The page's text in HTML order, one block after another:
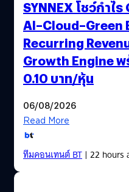
Blockchain จึงมั่นใจได้ว่
แน่นอน และระบบทุกอย่าง
ได้ว่าเอกสารทั้งหมดที่ดำเ
ไปใช้กับภาครัฐฯ ที่รองรับ
อิเล็กทรอนิกส์ เพื่อสร้างค
เอกสาร ณ เวลานั้น ๆ อีกด้ว
SYNNEX โชว์กำไ
AI–Cloud–Green
Recurring
Growth Engine
0.10 บาท/หุ้น
06/08/2026
Read More
ทีมคอนเทนต์ BT| 22 hours